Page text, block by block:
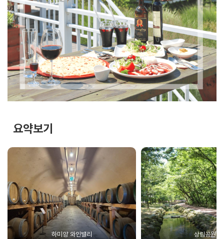
요약보기
하미앙 와인밸리 상림공원